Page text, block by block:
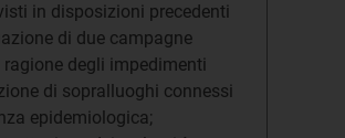
in disposizioni precedenti
di due campagne
ragione degli impedimenti
di sopralluoghi connessi
epidemiologica;